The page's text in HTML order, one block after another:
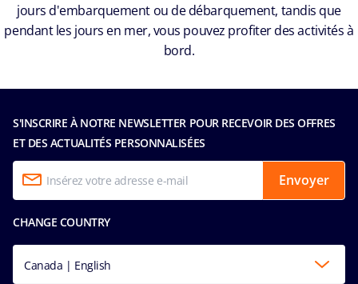
jours d'embarquement ou de débarquement, tandis que
pendant les jours en mer, vous pouvez profiter des activités à
bord.
S'INSCRIRE À NOTRE NEWSLETTER POUR RECEVOIR DES OFFRES
ET DES ACTUALITÉS PERSONNALISÉES
Envoyer
CHANGE COUNTRY
Canada | English